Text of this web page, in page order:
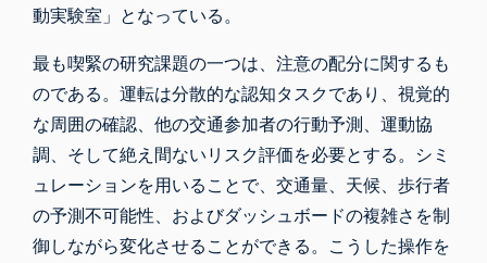
動実験室」となっている。
最も喫緊の研究課題の一つは、注意の配分に関するも
のである。運転は分散的な認知タスクであり、視覚的
な周囲の確認、他の交通参加者の行動予測、運動協
調、そして絶え間ないリスク評価を必要とする。シミ
ュレーションを用いることで、交通量、天候、歩行者
の予測不可能性、およびダッシュボードの複雑さを制
御しながら変化させることができる。こうした操作を